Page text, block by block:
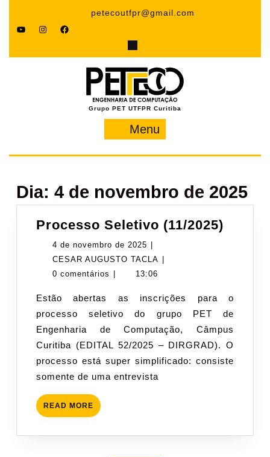
petecoutfpr@gmail.com
YouTubeInstagramFacebook
Grupo PET UTFPR Curitiba
Menu
Dia: 4 de novembro de 2025
Processo Seletivo (11/2025)
4 de novembro de 2025 4
de
novembro
2025
CESAR AUGUSTO TACLA CESAR
0 comentários
13:06
Estão abertas as inscrições para o
processo seletivo do grupo PET de
Engenharia de Computação, Câmpus
Curitiba (EDITAL 52/2025 – DIRGRAD). O
processo está super simplificado: consiste
somente de uma entrevista
READ MORE READ
MORE